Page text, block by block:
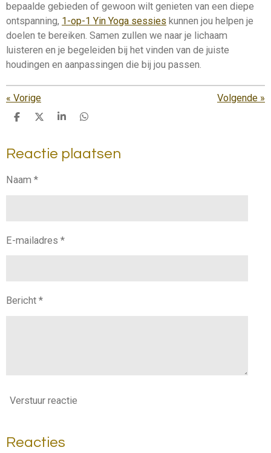
bepaalde gebieden of gewoon wilt genieten van een diepe
ontspanning, 1-op-1 Yin Yoga sessies kunnen jou helpen je
doelen te bereiken. Samen zullen we naar je lichaam
luisteren en je begeleiden bij het vinden van de juiste
houdingen en aanpassingen die bij jou passen.
« Vorige Volgende »
D
e
D
l
S
r
e
D
e
Reactie plaatsen
Naam *
E-mailadres *
Bericht *
Verstuur reactie
Reacties